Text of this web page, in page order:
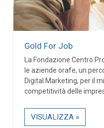
Gold For Job
La Fondazione Centro
le aziende orafe, un
Digital Marketing, per il
competitività delle
VISUALIZZA »